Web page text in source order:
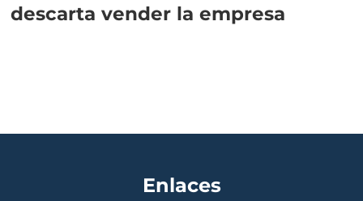
descarta vender la empresa
Enlaces